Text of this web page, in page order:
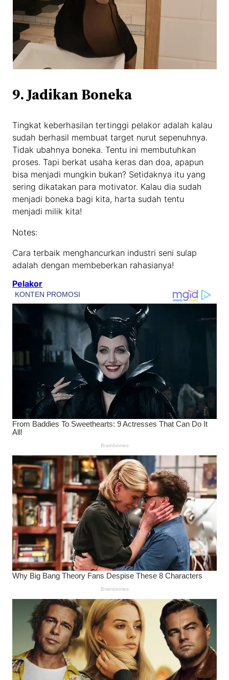
9. Jadikan Boneka
Tingkat keberhasilan tertinggi pelakor adalah kalau
sudah berhasil membuat target nurut sepenuhnya.
Tidak ubahnya boneka. Tentu ini membutuhkan
proses. Tapi berkat usaha keras dan doa, apapun
bisa menjadi mungkin bukan? Setidaknya itu yang
sering dikatakan para motivator. Kalau dia sudah
menjadi boneka bagi kita, harta sudah tentu
menjadi milik kita!
Notes:
Cara terbaik menghancurkan industri seni sulap
adalah dengan membeberkan rahasianya!
Pelakor